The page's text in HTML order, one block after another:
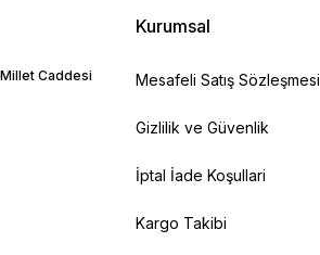
Caddesi
Kurumsal
Mesafeli Satış Sözleşmesi
Gizlilik ve Güvenlik
İptal İade Koşullari
Kargo Takibi